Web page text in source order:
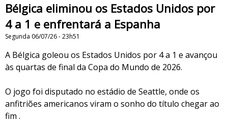
Bélgica eliminou os Estados Unidos por
4 a 1 e enfrentará a Espanha
Segunda 06/07/26 - 23h51
A Bélgica goleou os Estados Unidos por 4 a 1 e avançou
às quartas de final da Copa do Mundo de 2026.
O jogo foi disputado no estádio de Seattle, onde os
anfitriões americanos viram o sonho do título chegar ao
fim .